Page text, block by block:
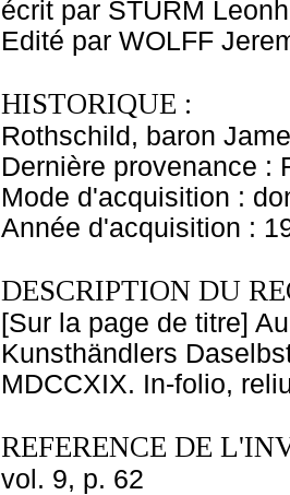
écrit par STURM
Edité par WOLFF
HISTORIQUE :
Rothschild, baron
Dernière provenance :
Mode d'acquisition :
Année d'acquisition :
DESCRIPTION DU
[Sur la page de titre]
Kunsthändlers
MDCCXIX. In-folio,
REFERENCE DE
vol. 9, p. 62